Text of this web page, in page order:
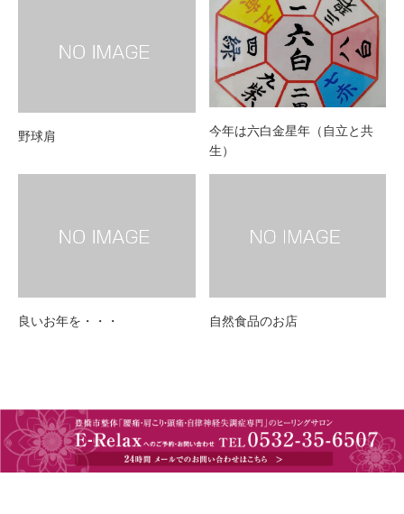
野球肩
今年は六白金星年（自立と共
生）
良いお年を・・・ 自然食品のお店